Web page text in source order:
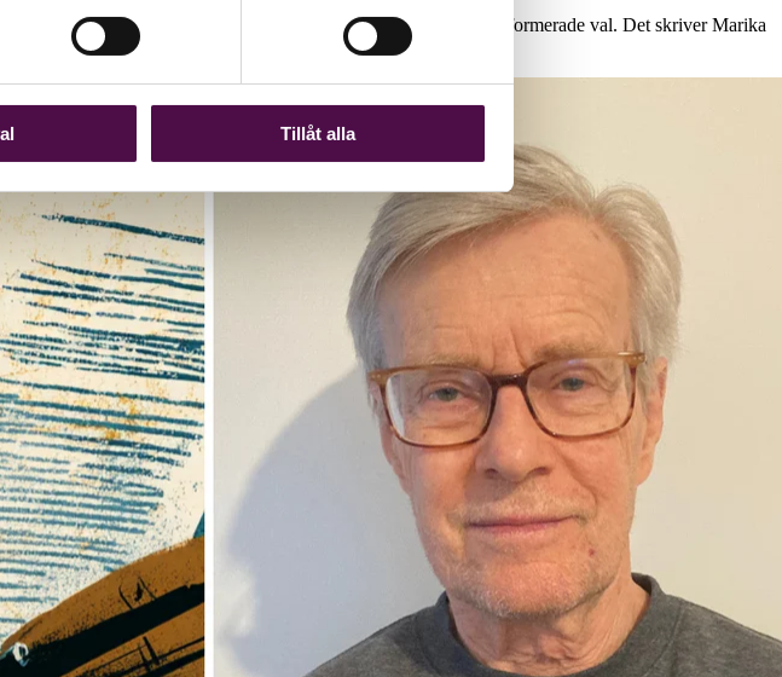
Tillåt alla
på kunderna – men utan att ge rätt förutsättningar för att göra informerade val. Det skriver Marika
i en debattartikel för Balans.